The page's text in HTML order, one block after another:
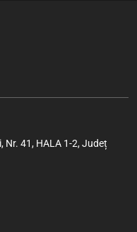
Nr. 41, HALA 1-2, Județ